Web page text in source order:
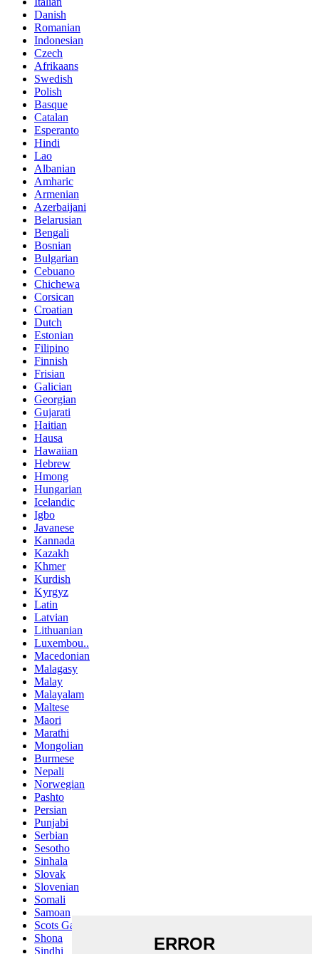
Danish
Romanian
Indonesian
Czech
Afrikaans
Swedish
Polish
Basque
Catalan
Esperanto
Hindi
Lao
Albanian
Amharic
Armenian
Azerbaijani
Belarusian
Bengali
Bosnian
Bulgarian
Cebuano
Chichewa
Corsican
Croatian
Dutch
Estonian
Filipino
Finnish
Frisian
Galician
Georgian
Gujarati
Haitian
Hausa
Hawaiian
Hebrew
Hmong
Hungarian
Icelandic
Igbo
Javanese
Kannada
Kazakh
Khmer
Kurdish
Kyrgyz
Latin
Latvian
Lithuanian
Luxembou..
Macedonian
Malagasy
Malay
Malayalam
Maltese
Maori
Marathi
Mongolian
Burmese
Nepali
Norwegian
Pashto
Persian
Punjabi
Serbian
Sesotho
Sinhala
Slovak
Slovenian
Somali
Samoan
Scots Gaelic
Shona
Sindhi